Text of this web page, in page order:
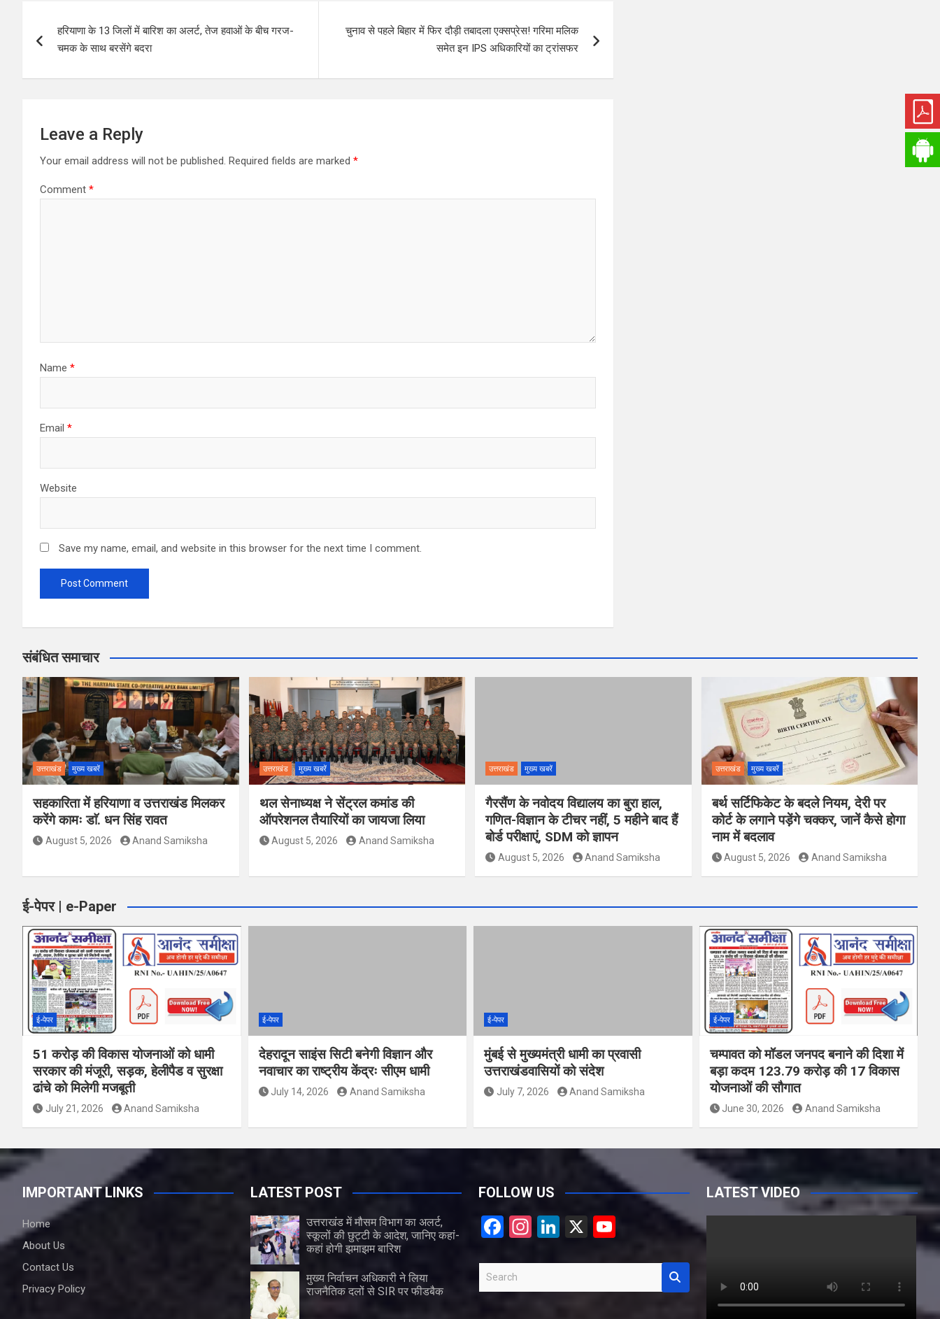
s
हरियाणा के 13 जिलों में बारिश का अलर्ट, तेज हवाओं के बीच गरज-
चमक के साथ बरसेंगे बदरा
चुनाव से पहले बिहार में फिर दौड़ी तबादला एक्सप्रेस! गरिमा मलिक
समेत इन IPS अधिकारियों का ट्रांसफर
Leave a Reply
Your email address will not be published. Required fields are marked *
Comment *
Name *
Email *
Website
Save my name, email, and website in this browser for the next time I comment.
संबंधित समाचार
उत्तराखंड मुख्य खबरें
सहकारिता में हरियाणा व उत्तराखंड मिलकर
करेंगे कामः डाॅ. धन सिंह रावत
August 5, 2026 Anand Samiksha
उत्तराखंड मुख्य खबरें
थल सेनाध्यक्ष ने सेंट्रल कमांड की
ऑपरेशनल तैयारियों का जायजा लिया
August 5, 2026 Anand Samiksha
उत्तराखंड मुख्य खबरें
गैरसैंण के नवोदय विद्यालय का बुरा हाल,
गणित-विज्ञान के टीचर नहीं, 5 महीने बाद हैं
बोर्ड परीक्षाएं, SDM को ज्ञापन
August 5, 2026 Anand Samiksha
उत्तराखंड मुख्य खबरें
बर्थ सर्टिफिकेट के बदले नियम, देरी पर
कोर्ट के लगाने पड़ेंगे चक्कर, जानें कैसे होगा
नाम में बदलाव
August 5, 2026 Anand Samiksha
ई-पेपर | e-Paper
ई-पेपर
51 करोड़ की विकास योजनाओं को धामी
सरकार की मंजूरी, सड़क, हेलीपैड व सुरक्षा
ढांचे को मिलेगी मजबूती
July 21, 2026 Anand Samiksha
ई-पेपर
देहरादून साइंस सिटी बनेगी विज्ञान और
नवाचार का राष्ट्रीय केंद्रः सीएम धामी
July 14, 2026 Anand Samiksha
ई-पेपर
मुंबई से मुख्यमंत्री धामी का प्रवासी
उत्तराखंडवासियों को संदेश
July 7, 2026 Anand Samiksha
ई-पेपर
चम्पावत को मॉडल जनपद बनाने की दिशा में
बड़ा कदम 123.79 करोड़ की 17 विकास
योजनाओं की सौगात
June 30, 2026 Anand Samiksha
IMPORTANT LINKS
Home
About Us
Contact Us
Privacy Policy
LATEST POST
उत्तराखंड में मौसम विभाग का अलर्ट,
स्कूलों की छुट्टी के आदेश, जानिए कहां-
कहां होगी झमाझम बारिश
मुख्य निर्वाचन अधिकारी ने लिया
राजनैतिक दलों से SIR पर फीडबैक
FOLLOW US
F
ce
b
In
a
gr
Li
ke
dI
X
u
T
LATEST VIDEO